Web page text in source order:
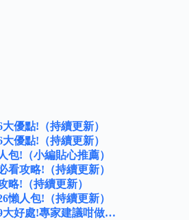
優點!（持續更新）
優點!（持續更新）
包!（小編貼心推薦）
看攻略!（持續更新）
略!（持續更新）
懶人包!（持續更新）
大好處!專家建議咁做…